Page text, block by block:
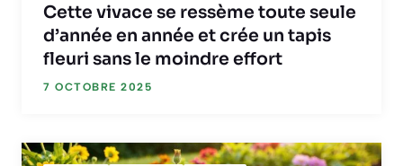
Cette vivace se ressème toute seule
d’année en année et crée un tapis
fleuri sans le moindre effort
7 OCTOBRE 2025